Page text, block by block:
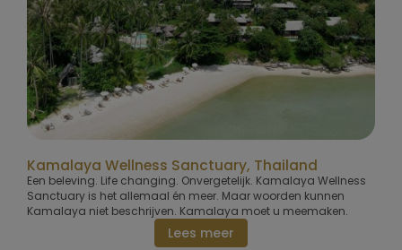
Kamalaya Wellness Sanctuary, Thailand
Een beleving. Life changing. Onvergetelijk. Kamalaya Wellness
Sanctuary is het allemaal én meer. Maar woorden kunnen
Kamalaya niet beschrijven. Kamalaya moet u meemaken.
Lees meer